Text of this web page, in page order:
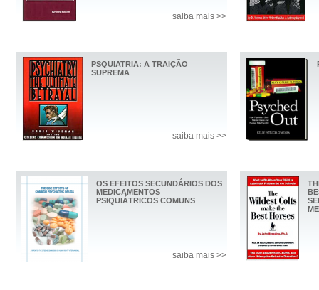
saiba mais >>
PSQUIATRIA: A TRAIÇÃO
SUPREMA
saiba mais >>
OS EFEITOS SECUNDÁRIOS DOS
MEDICAMENTOS
PSIQUIÁTRICOS COMUNS
saiba mais >>